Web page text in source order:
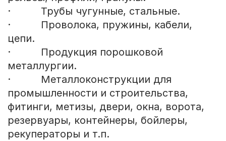
· Трубы чугунные, стальные.
· Проволока, пружины, кабели,
цепи.
· Продукция порошковой
металлургии.
· Металлоконструкции для
промышленности и строительства,
фитинги, метизы, двери, окна, ворота,
резервуары, контейнеры, бойлеры,
рекуператоры и т.п.